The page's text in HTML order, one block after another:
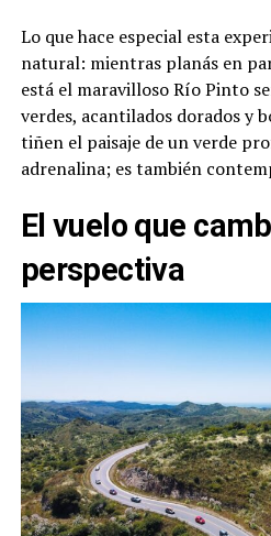
Lo que hace especial esta
natural: mientras planás en
está el maravilloso Río Pinto
verdes, acantilados dorados y
tiñen el paisaje de un verde
adrenalina; es también
El vuelo que
perspectiva